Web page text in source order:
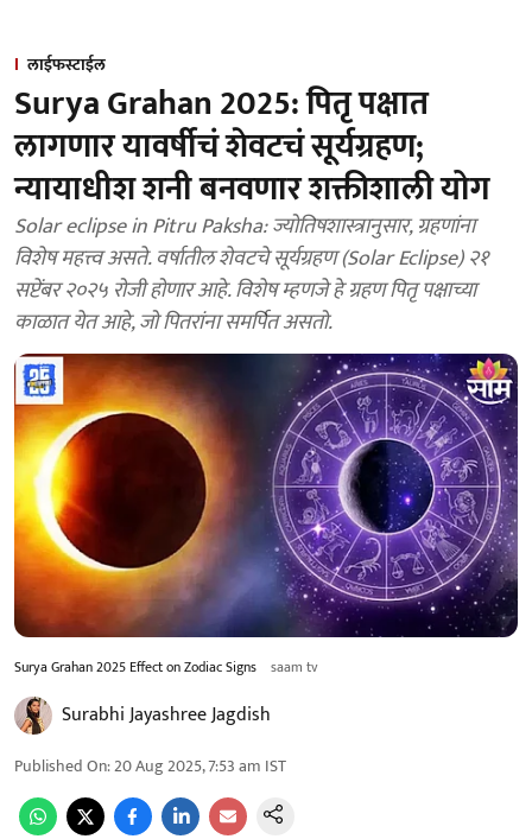
लाईफस्टाईल
Surya Grahan 2025: पितृ पक्षात
लागणार यावर्षीचं शेवटचं सूर्यग्रहण;
न्यायाधीश शनी बनवणार शक्तीशाली योग
Solar eclipse in Pitru Paksha: ज्योतिषशास्त्रानुसार, ग्रहणांना
विशेष महत्त्व असते. वर्षातील शेवटचे सूर्यग्रहण (Solar Eclipse) २१
सप्टेंबर २०२५ रोजी होणार आहे. विशेष म्हणजे हे ग्रहण पितृ पक्षाच्या
काळात येत आहे, जो पितरांना समर्पित असतो.
Surya Grahan 2025 Effect on Zodiac Signs saam tv
Surabhi Jayashree Jagdish
Published On:20 Aug 2025, 7:53 am IST